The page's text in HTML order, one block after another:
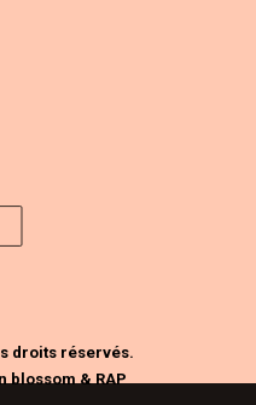
droits réservés.
blossom&RAP